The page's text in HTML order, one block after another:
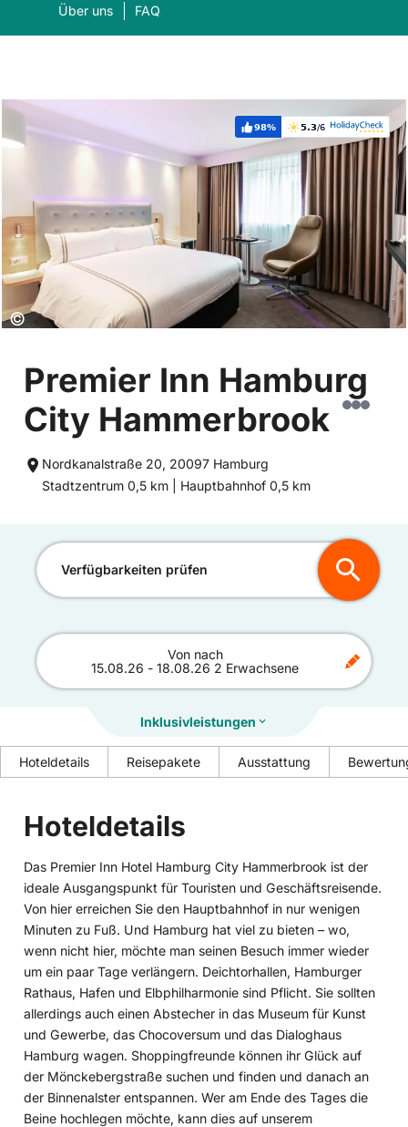
Über uns FAQ
Was suchen Sie?
Weiterempfehlung:
98% Bewertung:
5.3/6
Copyright:
©
Premier Inn Hamburg
City Hammerbrook
Nordkanalstraße 20, 20097 Hamburg
Entfernung
Stadtzentrum 0,5 km | Entfernung
Hauptbahnhof 0,5 km
Verfügbarkeiten prüfen
Von nach
15.08.26 - 18.08.26 2 Erwachsene
Inklusivleistungen
Hoteldetails Reisepakete Ausstattung
Hoteldetails
Das Premier Inn Hotel Hamburg City Hammerbrook ist der
ideale Ausgangspunkt für Touristen und Geschäftsreisende.
Von hier erreichen Sie den Hauptbahnhof in nur wenigen
Minuten zu Fuß. Und Hamburg hat viel zu bieten – wo,
wenn nicht hier, möchte man seinen Besuch immer wieder
um ein paar Tage verlängern. Deichtorhallen, Hamburger
Rathaus, Hafen und Elbphilharmonie sind Pflicht. Sie sollten
allerdings auch einen Abstecher in das Museum für Kunst
und Gewerbe, das Chocoversum und das Dialoghaus
Hamburg wagen. Shoppingfreunde können ihr Glück auf
der Mönckebergstraße suchen und finden und danach an
der Binnenalster entspannen. Wer am Ende des Tages die
Beine hochlegen möchte, kann dies auf unserem